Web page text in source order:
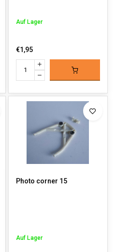
Auf Lager
€1,95
Photo corner 15
Auf Lager